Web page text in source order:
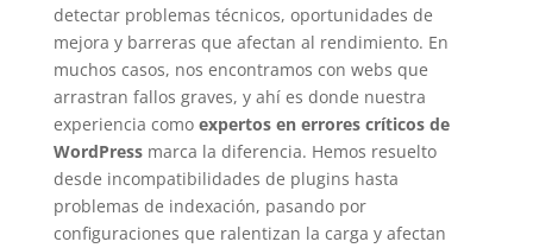
detectar problemas técnicos, oportunidades de
mejora y barreras que afectan al rendimiento. En
muchos casos, nos encontramos con webs que
arrastran fallos graves, y ahí es donde nuestra
experiencia como expertos en errores críticos de
WordPressmarca la diferencia. Hemos resuelto
desde incompatibilidades de plugins hasta
problemas de indexación, pasando por
configuraciones que ralentizan la carga y afectan